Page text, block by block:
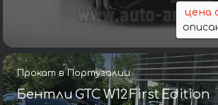
цена
Прокат в Португалии
Бентли GTC W12 First Edition